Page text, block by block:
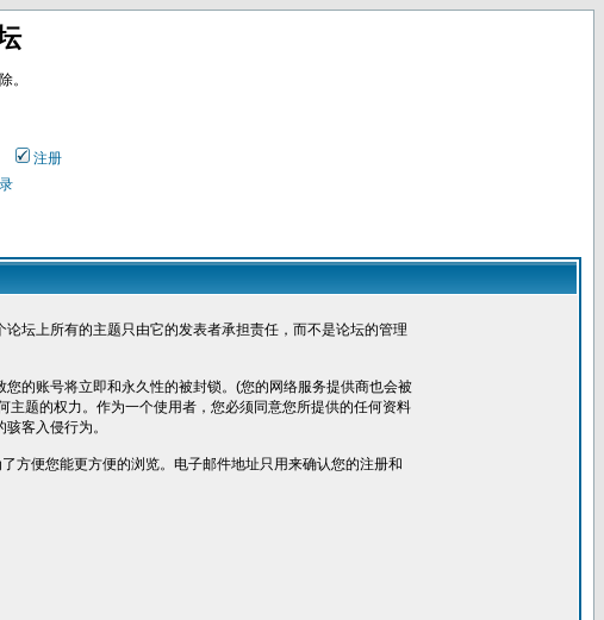
。
注册
坛上所有的主题只由它的发表者承担责任，而不是论坛的管理
的账号将立即和永久性的被封锁。(您的网络服务提供商也会被
题的权力。作为一个使用者，您必须同意您所提供的任何资料
客入侵行为。
方便您能更方便的浏览。电子邮件地址只用来确认您的注册和